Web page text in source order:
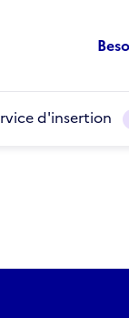
d'insertion